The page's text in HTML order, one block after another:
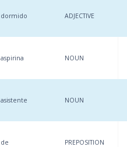
dormido ADJECTIVE
aspirina NOUN
asistente NOUN
de PREPOSITION